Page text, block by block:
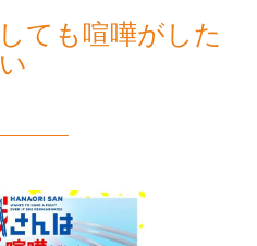
ても喧嘩がした
い